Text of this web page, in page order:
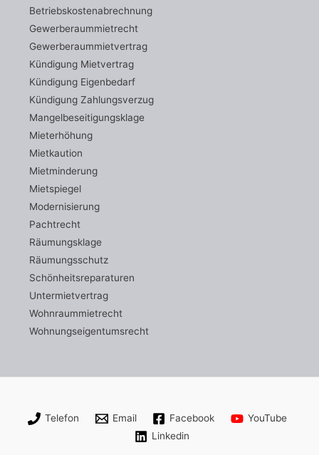
Betriebskostenabrechnung
Gewerberaummietrecht
Gewerberaummietvertrag
Kündigung Mietvertrag
Kündigung Eigenbedarf
Kündigung Zahlungsverzug
Mangelbeseitigungsklage
Mieterhöhung
Mietkaution
Mietminderung
Mietspiegel
Modernisierung
Pachtrecht
Räumungsklage
Räumungsschutz
Schönheitsreparaturen
Untermietvertrag
Wohnraummietrecht
Wohnungseigentumsrecht
Telefon Email Facebook
YouTube
Linkedin